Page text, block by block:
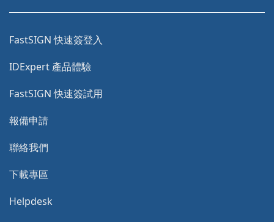
FastSIGN 快速簽登入
IDExpert 產品體驗
FastSIGN 快速簽試用
報備申請
聯絡我們
下載專區
Helpdesk